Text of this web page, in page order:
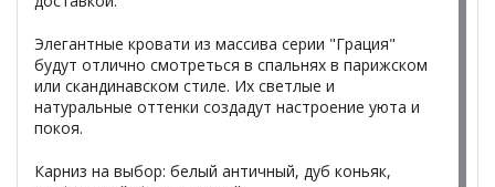
Элегантные кровати из массива серии "Грация"
будут отлично смотреться в спальнях в парижском
или скандинавском стиле. Их светлые и
натуральные оттенки создадут настроение уюта и
покоя.
Карниз на выбор: белый античный, дуб коньяк,